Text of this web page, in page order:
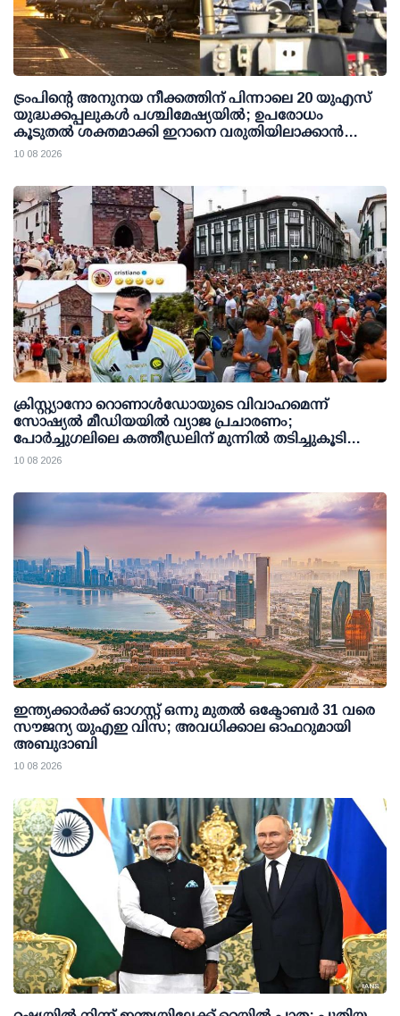
ട്രംപിന്റെ അനുനയ നീക്കത്തിന് പിന്നാലെ 20 യുഎസ്
യുദ്ധക്കപ്പലുകള്‍ പശ്ചിമേഷ്യയില്‍; ഉപരോധം
കൂടുതല്‍ ശക്തമാക്കി ഇറാനെ വരുതിയിലാക്കാന്‍
നീക്കം
10 08 2026
ക്രിസ്റ്റ്യാനോ റൊണാള്‍ഡോയുടെ വിവാഹമെന്ന്
സോഷ്യല്‍ മീഡിയയില്‍ വ്യാജ പ്രചാരണം;
പോര്‍ച്ചുഗലിലെ കത്തീഡ്രലിന് മുന്നില്‍ തടിച്ചുകൂടി
ജനക്കൂട്ടം
10 08 2026
ഇന്ത്യക്കാര്‍ക്ക് ഓഗസ്റ്റ് ഒന്നു മുതല്‍ ഒക്ടോബര്‍ 31 വരെ
സൗജന്യ യുഎഇ വിസ; അവധിക്കാല ഓഫറുമായി
അബുദാബി
10 08 2026